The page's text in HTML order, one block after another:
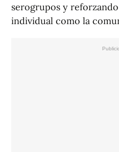
serogrupos y
individual como la